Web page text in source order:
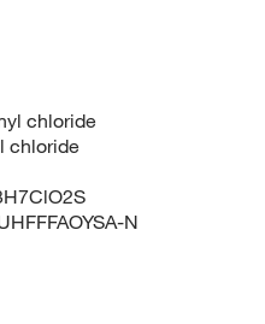
chloride
chloride
N